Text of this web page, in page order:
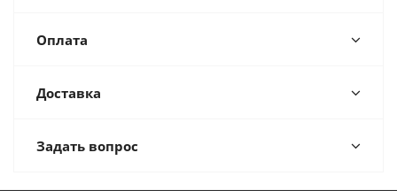
Оплата
Доставка
Задать вопрос